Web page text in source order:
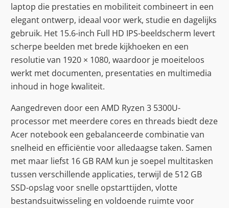
laptop die prestaties en mobiliteit combineert in een
elegant ontwerp, ideaal voor werk, studie en dagelijks
gebruik. Het 15.6-inch Full HD IPS-beeldscherm levert
scherpe beelden met brede kijkhoeken en een
resolutie van 1920 × 1080, waardoor je moeiteloos
werkt met documenten, presentaties en multimedia
inhoud in hoge kwaliteit.
Aangedreven door een AMD Ryzen 3 5300U-
processor met meerdere cores en threads biedt deze
Acer notebook een gebalanceerde combinatie van
snelheid en efficiëntie voor alledaagse taken. Samen
met maar liefst 16 GB RAM kun je soepel multitasken
tussen verschillende applicaties, terwijl de 512 GB
SSD-opslag voor snelle opstarttijden, vlotte
bestandsuitwisseling en voldoende ruimte voor